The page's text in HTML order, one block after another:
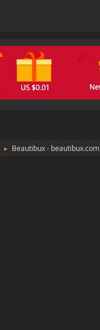
►
Beautibux - beautibux.com